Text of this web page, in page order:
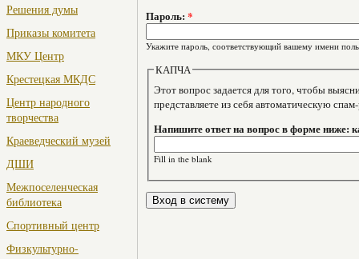
Решения думы
Приказы комитета
МКУ Центр
Крестецкая МКДС
Центр народного
творчества
Краеведческий музей
ДШИ
Межпоселенческая
библиотека
Спортивный центр
Физкультурно-
Пароль: *
Укажите пароль, соответствующий вашему имени
КАПЧА
Этот вопрос задается для того, чтобы выяснить,
представляете из себя автоматическую
Напишите ответ на вопрос в форме ниже:
Fill in the blank